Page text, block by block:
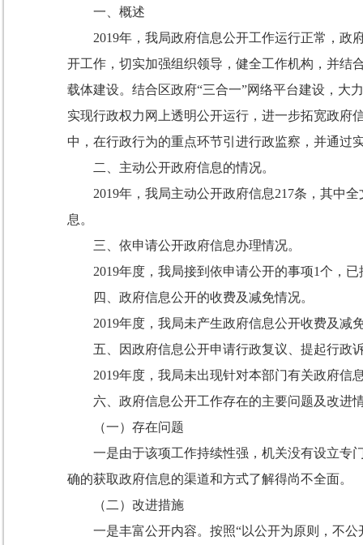
一、概述
2019年，我局政府信息公开工作运行正常，
开工作，切实加强组织领导，健全工作机构，并结
载体建设。结合区政府“三合一”网络平台建设，大
实现行政权力网上透明公开运行，进一步拓宽政府
中，在行政行为的重点环节引进行政监察，并通过
二、主动公开政府信息的情况。
2019年，我局主动公开政府信息217条，其中
息。
三、依申请公开政府信息办理情况。
2019年度，我局接到依申请公开的事项1个，
四、政府信息公开的收费及减免情况。
2019年度，我局未产生政府信息公开收费及减
五、因政府信息公开申请行政复议、提起行政
2019年度，我局未出现针对本部门有关政府信
六、政府信息公开工作存在的主要问题及改进
（一）存在问题
一是由于该项工作持续性强，机关没有设立专
确的获取政府信息的渠道和方式了解得尚不全面。
（二）改进措施
一是丰富公开内容。按照“以公开为原则，不